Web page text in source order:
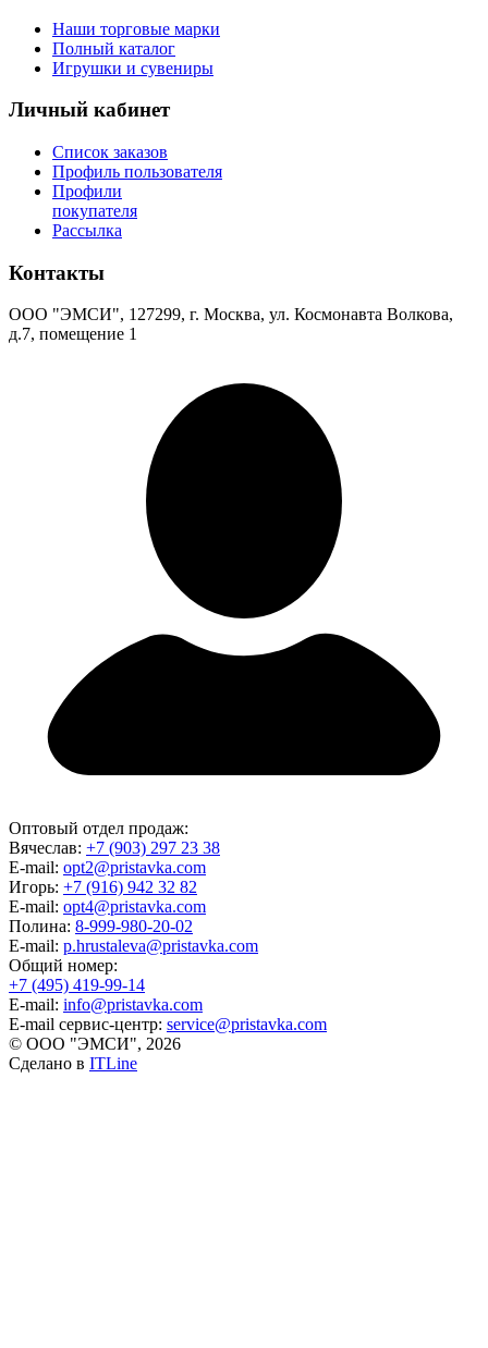
Наши торговые марки
Полный каталог
Игрушки и сувениры
Личный кабинет
Список заказов
Профиль пользователя
Профили
покупателя
Рассылка
Контакты
ООО "ЭМСИ", 127299, г. Москва, ул. Космонавта Волкова,
д.7, помещение 1
Оптовый отдел продаж:
Вячеслав: +7 (903) 297 23 38
E-mail: opt2@pristavka.com
Игорь: +7 (916) 942 32 82
E-mail: opt4@pristavka.com
Полина: 8-999-980-20-02
E-mail: p.hrustaleva@pristavka.com
Общий номер:
+7 (495) 419-99-14
E-mail: info@pristavka.com
E-mail сервис-центр: service@pristavka.com
© ООО "ЭМСИ", 2026
Сделано в ITLine